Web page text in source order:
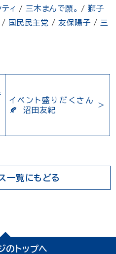
ィ / 三木まんで願。 /獅子
/ 国民民主党 /友保陽子 / 三
イベント盛りだくさん
🍂 沼田友紀
一覧にもどる
のトップへ